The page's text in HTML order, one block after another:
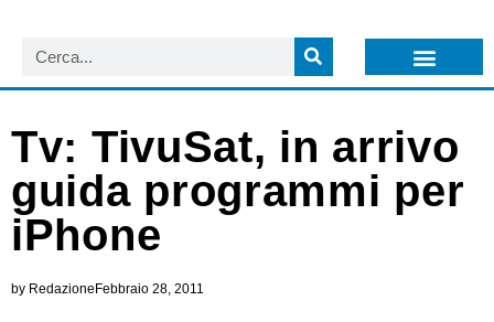
Tv: TivuSat, in arrivo
guida programmi per
iPhone
by Redazione Febbraio 28, 2011